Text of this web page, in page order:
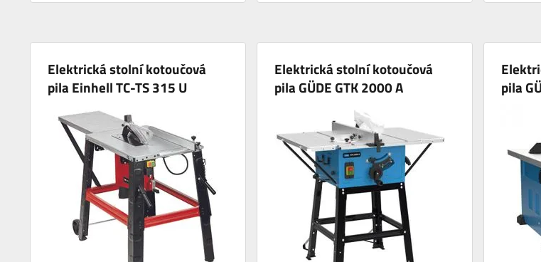
Elektrická stolní kotoučová
pila Einhell TC-TS 315 U
Elektrická stolní kotoučová
pila GÜDE GTK 2000 A
pila